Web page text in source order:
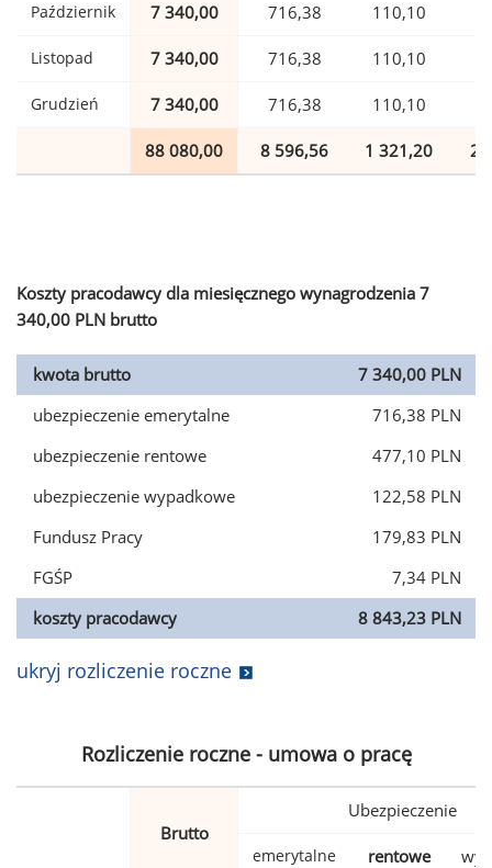
Październik 7 340,00 716,38 110,10
Listopad 7 340,00 716,38 110,10
Grudzień 7 340,00 716,38 110,10
88 080,00 8 596,56 1 321,20 2
Koszty pracodawcy dla miesięcznego wynagrodzenia 7
340,00 PLN brutto
kwota brutto
7 340,00 PLN
ubezpieczenie emerytalne
716,38 PLN
ubezpieczenie rentowe
477,10 PLN
ubezpieczenie wypadkowe
122,58 PLN
Fundusz Pracy
179,83 PLN
FGŚP
7,34 PLN
koszty pracodawcy
8 843,23 PLN
ukryj rozliczenie roczne
Rozliczenie roczne - umowa o pracę
Brutto
Ubezpieczenie
emerytalne rentowe